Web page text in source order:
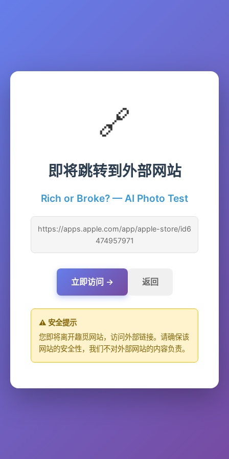
🔗
即将跳转到外部网站
Rich or Broke? — AI Photo Test
https://apps.apple.com/app/apple-store/id6
474957971
立即访问 → 返回
⚠️ 安全提示
您即将离开趣觅网站，访问外部链接。请确保该
网站的安全性，我们不对外部网站的内容负责。